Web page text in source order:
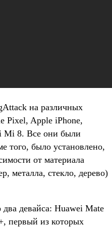
на различных
Pixel, Apple iPhone,
Mi 8. Все они были
того, было установлено,
от материала
металла, стекло, дерево)
два девайса: Huawei Mate
первый из которых